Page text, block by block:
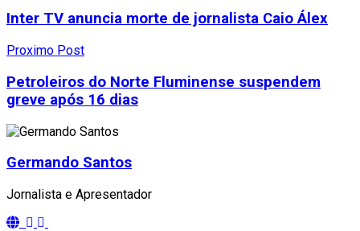
Inter TV anuncia morte de jornalista Caio Álex
Proximo Post
Petroleiros do Norte Fluminense suspendem
greve após 16 dias
Germando Santos
Jornalista e Apresentador